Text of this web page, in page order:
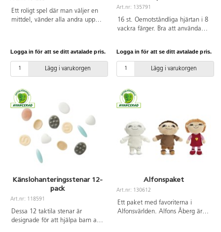
lockar till lärande samtidigt som
Tavlan är mycket robust och
grafiken är tryckt på en UV-
aluminiumplatta. Levereras med
montering.
Ett roligt spel där man väljer en
mittdel, vänder alla andra upp
först. I den här versionen
utforskas olika känslor. Av FSC
mix. Mått: 16 cm. Från 3 år.
Logga in för att se ditt avtalade pris.
Lägg i varukorgen
Art.nr: 135791
16 st. Oemotståndliga hjärtan i 8
vackra färger. Bra att använda
stenmaterial. PVC-fri. Mått 4 cm.
Logga in för att se ditt avtalade pris.
Lägg i varukorgen
Känslohanteringsstenar 12-
pack
Art.nr: 118591
Dessa 12 taktila stenar är
designade för att hjälpa barn att
Alfonspaket
Art.nr: 130612
Ett paket med favoriterna i
Alfonsvärlden. Alfons Åberg är